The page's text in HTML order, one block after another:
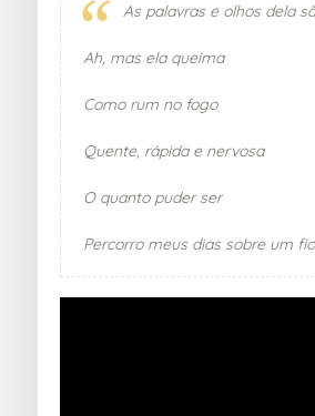
As palavras e olhos dela
Ah, mas ela queima
Como rum no fogo
Quente, rápida e nervosa
O quanto puder ser
Percorro meus dias sobre um fio